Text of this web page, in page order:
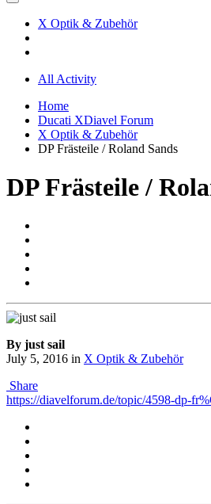
X Optik & Zubehör
All Activity
Home
Ducati XDiavel Forum
X Optik & Zubehör
DP Frästeile / Roland Sands
DP Frästeile /
By just sail
July 5, 2016 in X Optik & Zubehör
Share
https://diavelforum.de/topic/4598-dp-